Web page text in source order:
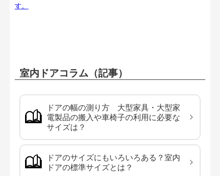
す。
室内ドアコラム（記事）
ドアの幅の測り方 大型家具・大型家
電製品の搬入や車椅子の利用に必要な
サイズは？
ドアのサイズにもいろいろある？室内
ドアの標準サイズとは？